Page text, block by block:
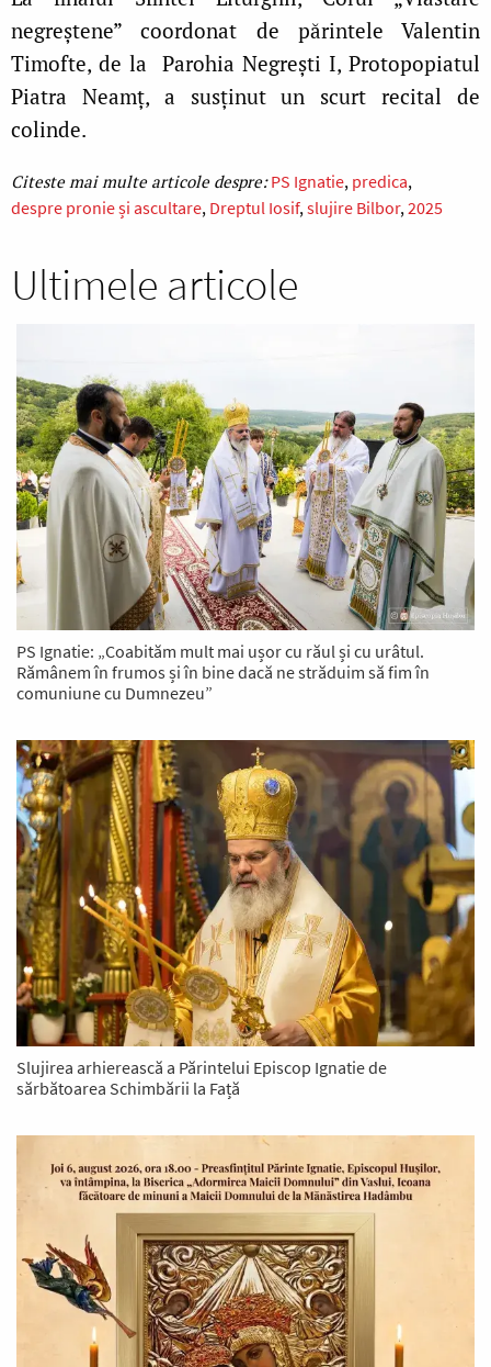
negreștene” coordonat de părintele Valentin
Timofte, de la Parohia Negrești I, Protopopiatul
Piatra Neamț, a susținut un scurt recital de
colinde.
PS Ignatie predica
despre pronie și ascultare Dreptul Iosif slujire Bilbor 2025
Ultimele articole
PS Ignatie: „Coabităm mult mai ușor cu răul și cu urâtul.
Rămânem în frumos și în bine dacă ne străduim să fim în
comuniune cu Dumnezeu”
Slujirea arhierească a Părintelui Episcop Ignatie de
sărbătoarea Schimbării la Față